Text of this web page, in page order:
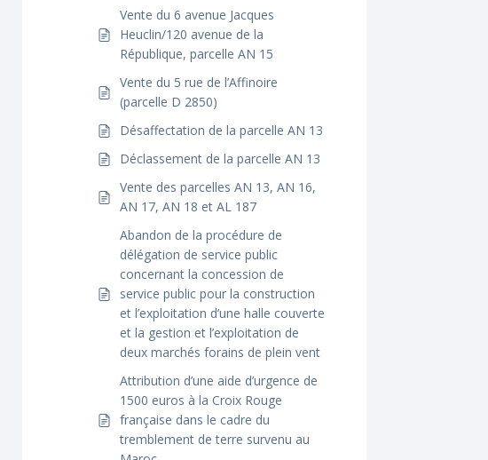
Vente du 6 avenue Jacques
Heuclin/120 avenue de la
République, parcelle AN 15
Vente du 5 rue de l’Affinoire
(parcelle D 2850)
Désaffectation de la parcelle AN 13
Déclassement de la parcelle AN 13
Vente des parcelles AN 13, AN 16,
AN 17, AN 18 et AL 187
Abandon de la procédure de
délégation de service public
concernant la concession de
service public pour la construction
et l’exploitation d’une halle couverte
et la gestion et l’exploitation de
deux marchés forains de plein vent
Attribution d’une aide d’urgence de
1500 euros à la Croix Rouge
française dans le cadre du
tremblement de terre survenu au